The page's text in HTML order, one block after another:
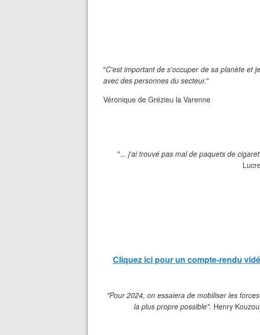
"C'est important de s'occuper de sa planète et
avec des personnes du secteur."
Véronique de Grézieu la Varenne
"... j'ai trouvé pas mal de paquets de
Cliquez ici pour un compte-rendu
"Pour 2024, on essaiera de mobiliser les
la plus propre possible". Henry